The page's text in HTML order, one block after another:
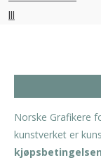
Norske Grafikere
kunstverket er